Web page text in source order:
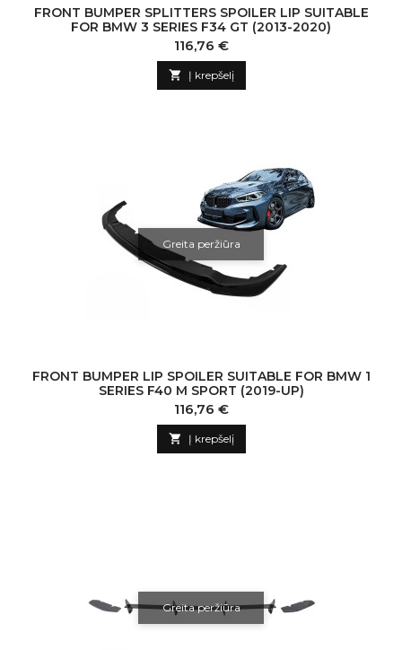
FRONT BUMPER SPLITTERS SPOILER LIP SUITABLE
FOR BMW 3 SERIES F34 GT (2013-2020)
Kaina
116,76 €
 Į krepšelį
Greita peržiūra
FRONT BUMPER LIP SPOILER SUITABLE FOR BMW 1
SERIES F40 M SPORT (2019-UP)
Kaina
116,76 €
 Į krepšelį
Greita peržiūra